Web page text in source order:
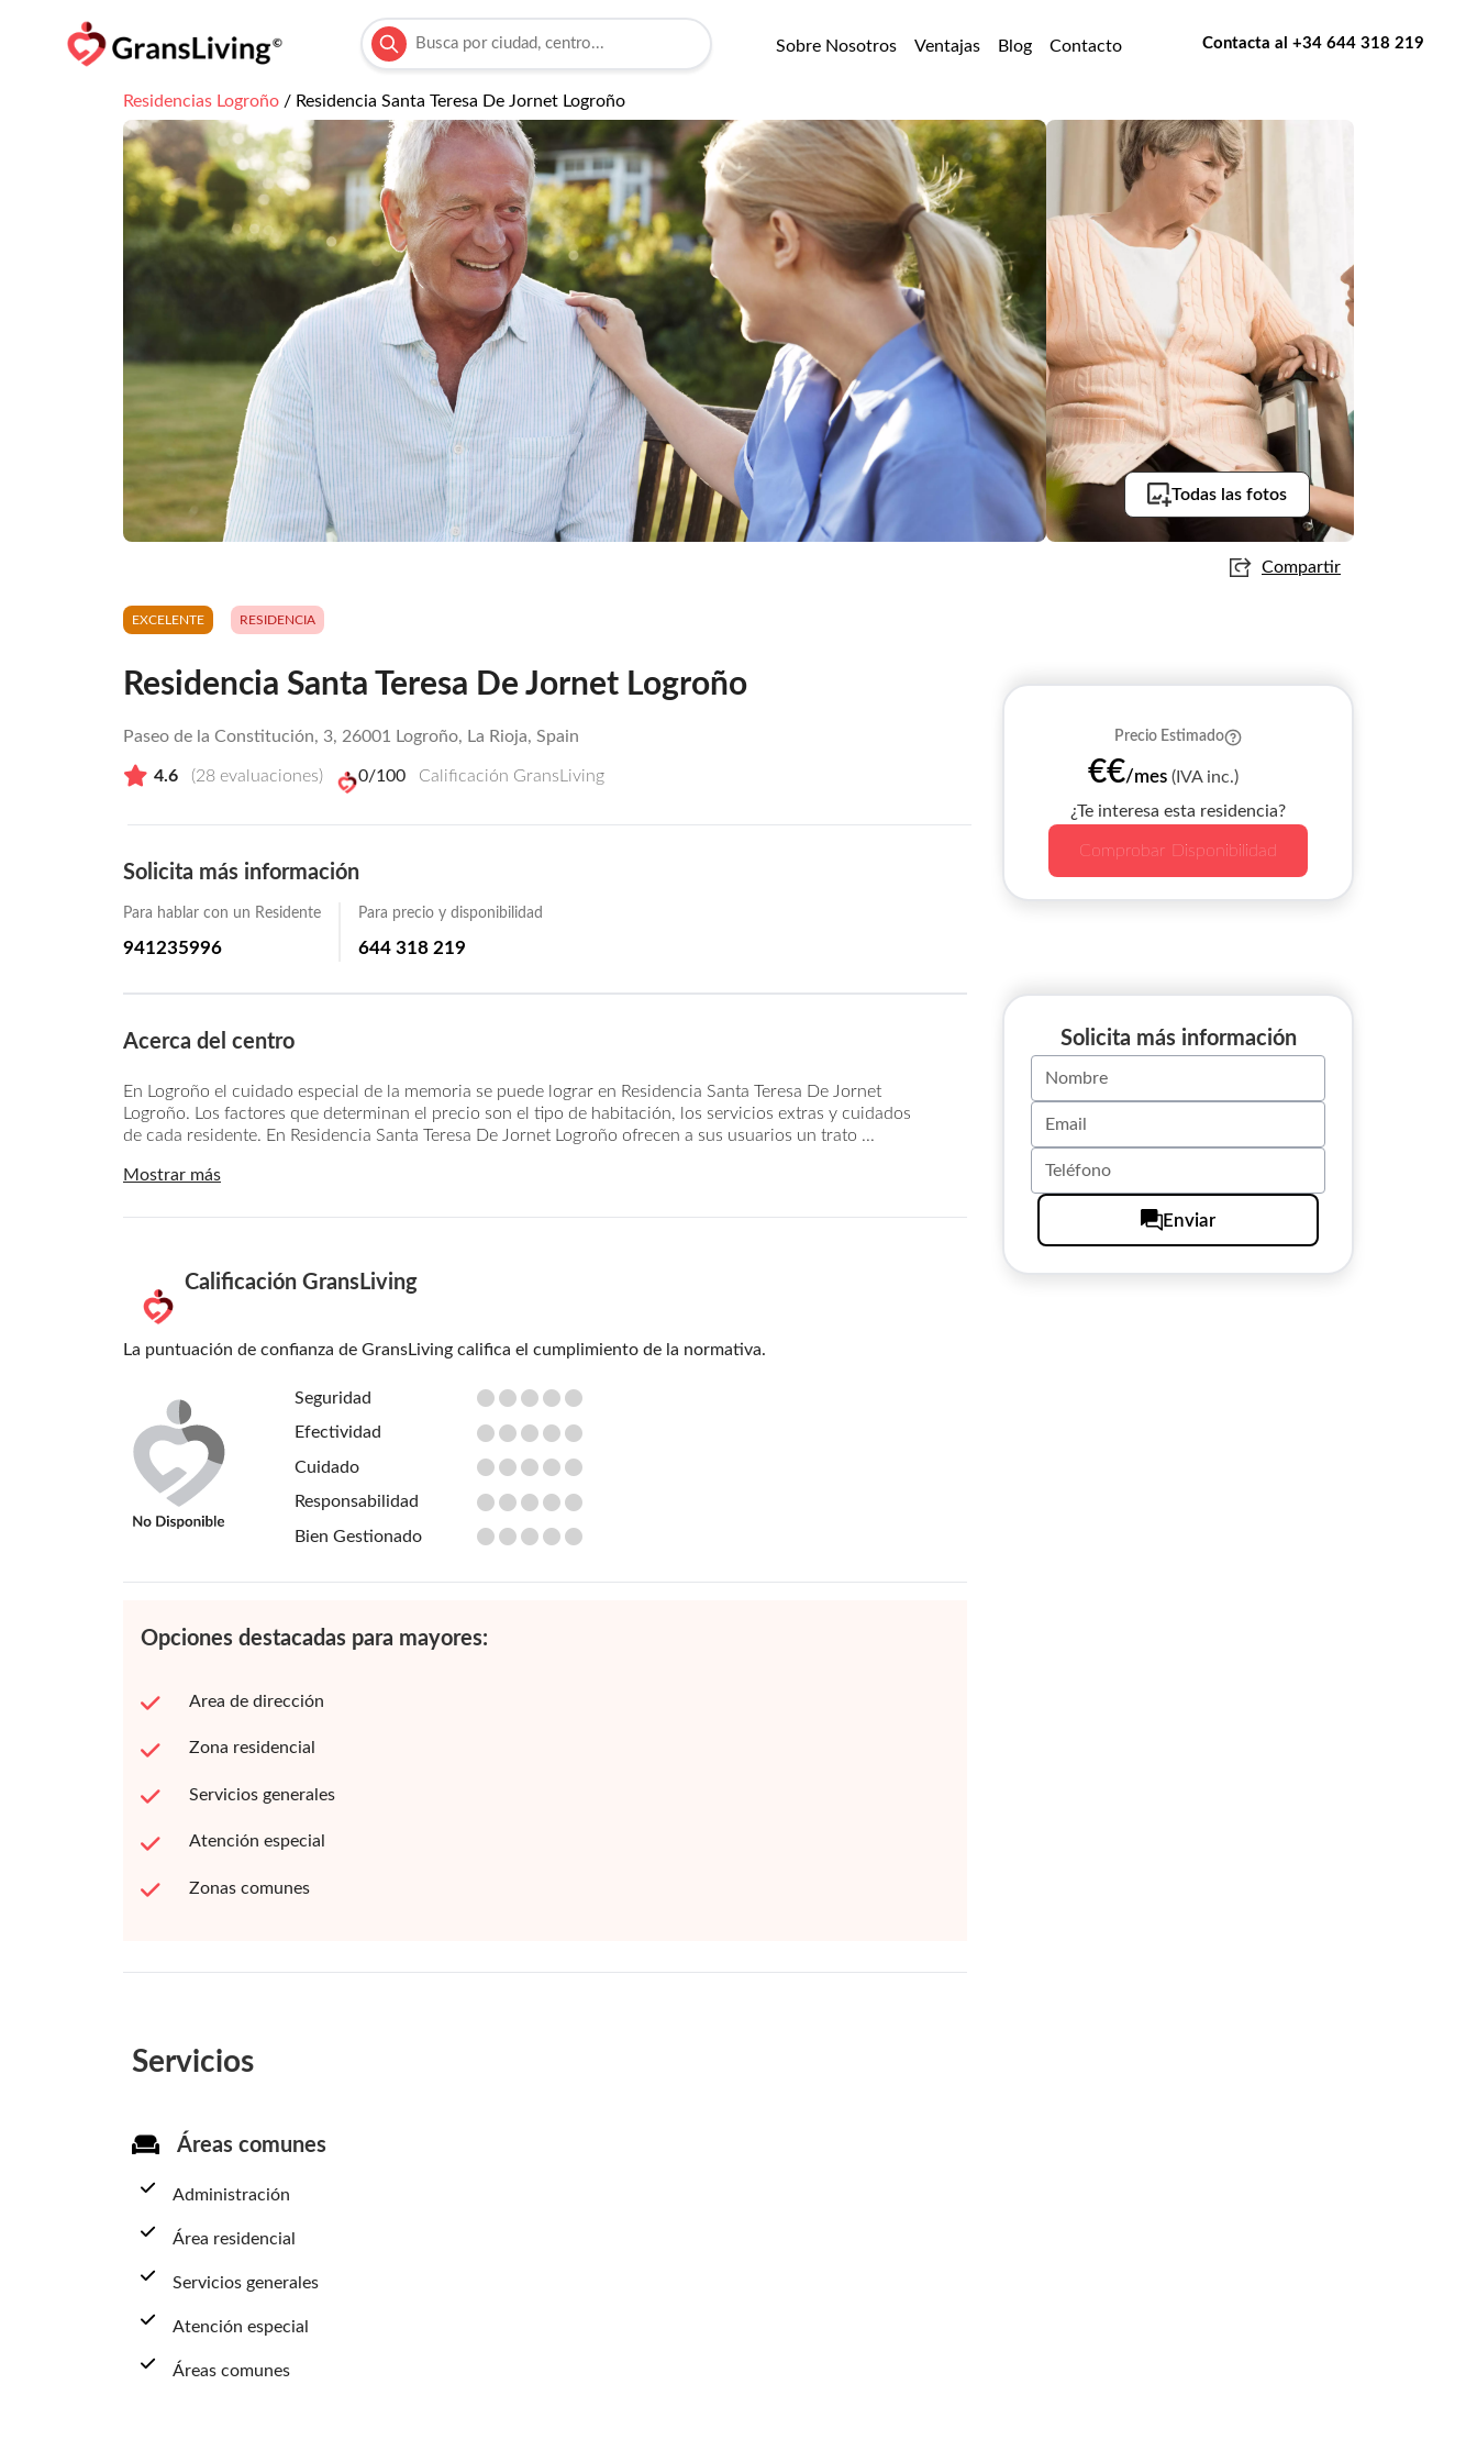
Sobre Nosotros Ventajas Blog Contacto Contacta al +34 644 318 219
Residencias Logroño / Residencia Santa Teresa De Jornet Logroño
Compartir
Todas las fotos
EXCELENTE RESIDENCIA
Residencia Santa Teresa De Jornet Logroño
Paseo de la Constitución, 3, 26001 Logroño, La Rioja, Spain
4.6 (28 evaluaciones) 0/100 Calificación GransLiving
Precio Estimado
€€/mes (IVA inc.)
¿Te interesa esta residencia?
Comprobar Disponibilidad
Solicita más información
Para hablar con un Residente
941235996
Para precio y disponibilidad
644 318 219
Solicita más información
Enviar
Acerca del centro
En Logroño el cuidado especial de la memoria se puede lograr en Residencia Santa Teresa De Jornet
Logroño. Los factores que determinan el precio son el tipo de habitación, los servicios extras y cuidados
de cada residente. En Residencia Santa Teresa De Jornet Logroño ofrecen a sus usuarios un trato ...
Mostrar más
Calificación GransLiving
La puntuación de confianza de GransLiving califica el cumplimiento de la normativa.
Seguridad
Efectividad
Cuidado
Responsabilidad
Bien Gestionado
Opciones destacadas para mayores:
Area de dirección
Zona residencial
Servicios generales
Atención especial
Zonas comunes
Servicios
Áreas comunes
Administración
Área residencial
Servicios generales
Atención especial
Áreas comunes